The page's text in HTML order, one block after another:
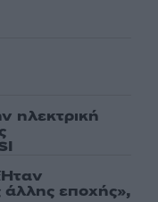
ηλεκτρική
άλλης εποχής»,